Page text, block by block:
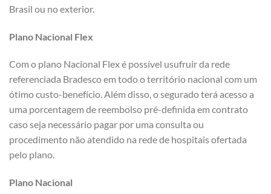
Brasil ou no exterior.
Plano Nacional Flex
Com o plano Nacional Flex é possível usufruir da rede
referenciada Bradesco em todo o território nacional com um
ótimo custo-benefício. Além disso, o segurado terá acesso a
uma porcentagem de reembolso pré-definida em contrato
caso seja necessário pagar por uma consulta ou
procedimento não atendido na rede de hospitais ofertada
pelo plano.
Plano Nacional